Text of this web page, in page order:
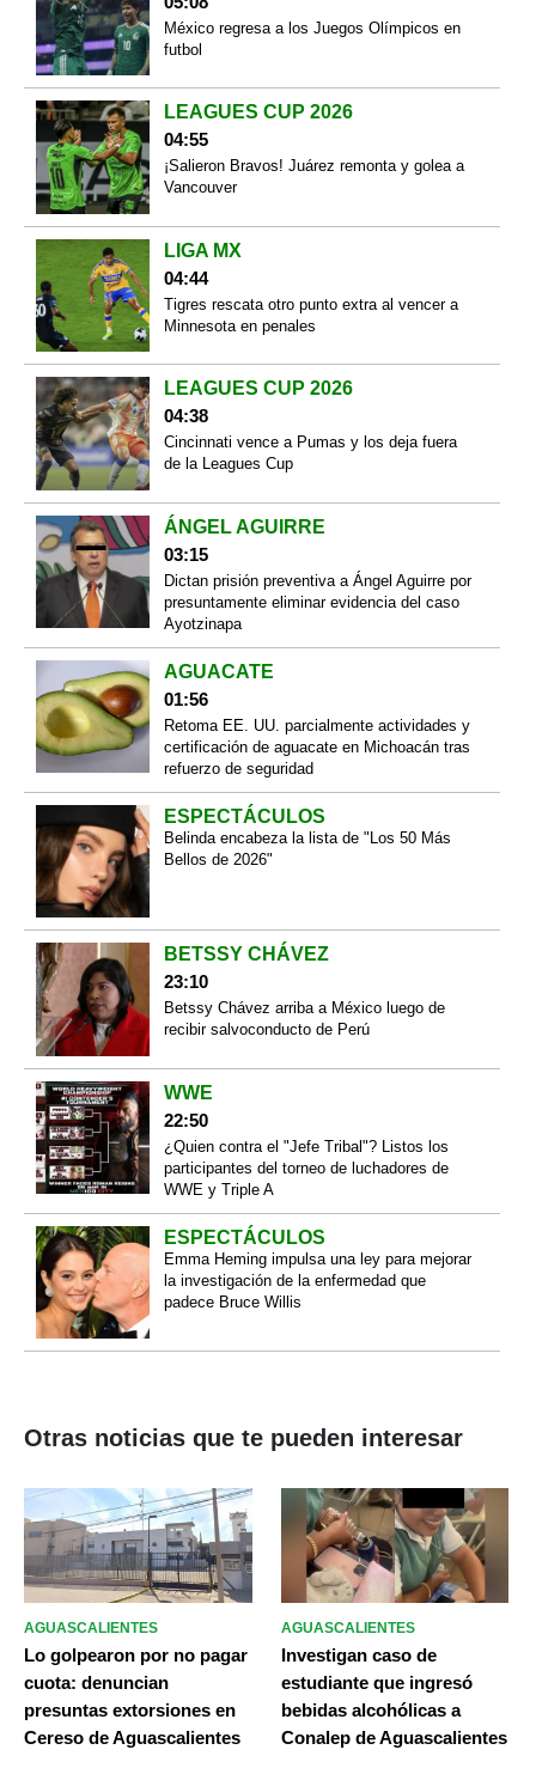
México regresa a los Juegos Olímpicos en
futbol
LEAGUES CUP 2026
04:55
¡Salieron Bravos! Juárez remonta y golea a
Vancouver
LIGA MX
04:44
Tigres rescata otro punto extra al vencer a
Minnesota en penales
LEAGUES CUP 2026
04:38
Cincinnati vence a Pumas y los deja fuera
de la Leagues Cup
ÁNGEL AGUIRRE
03:15
Dictan prisión preventiva a Ángel Aguirre por
presuntamente eliminar evidencia del caso
Ayotzinapa
AGUACATE
01:56
Retoma EE. UU. parcialmente actividades y
certificación de aguacate en Michoacán tras
refuerzo de seguridad
ESPECTÁCULOS
Belinda encabeza la lista de "Los 50 Más
Bellos de 2026"
BETSSY CHÁVEZ
23:10
Betssy Chávez arriba a México luego de
recibir salvoconducto de Perú
WWE
22:50
¿Quien contra el "Jefe Tribal"? Listos los
participantes del torneo de luchadores de
WWE y Triple A
ESPECTÁCULOS
Emma Heming impulsa una ley para mejorar
la investigación de la enfermedad que
padece Bruce Willis
Otras noticias que te pueden interesar
AGUASCALIENTES
Lo golpearon por no pagar
cuota: denuncian
presuntas extorsiones en
Cereso de Aguascalientes
AGUASCALIENTES
Investigan caso de
estudiante que ingresó
bebidas alcohólicas a
Conalep de Aguascalientes